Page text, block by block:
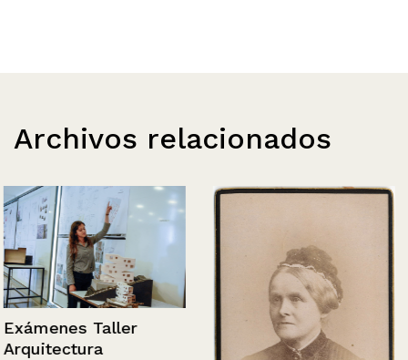
Archivos relacionados
Exámenes Taller
Arquitectura